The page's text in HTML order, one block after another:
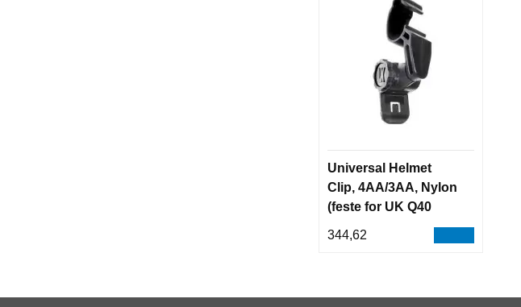
Universal Helmet
Clip, 4AA/3AA, Nylon
(feste for UK Q40
344,62